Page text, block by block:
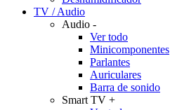
TV / Audio
Audio -
Ver todo
Minicomponentes
Parlantes
Auriculares
Barra de sonido
Smart TV +